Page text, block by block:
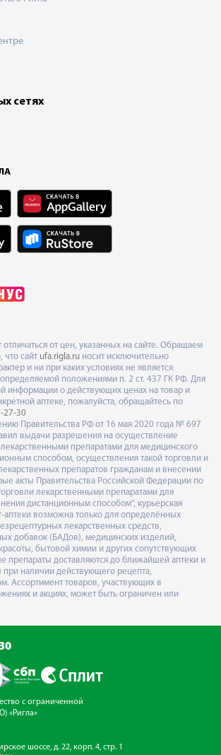
сетях
отличаться от цен, указанных на сайте. Обращаем
что сайт ufa.rigla.ru носит исключительно
и ни при каких условиях не является
положениями п. 2 ст. 437 ГК РФ. Для
информации о действующих ценах на товар и
аптеке, пожалуйста, обращайтесь по
27-30
Правительства РФ от 16 мая 2020 года № 697
выдачи разрешения на осуществление
препаратами для медицинского
способом, осуществления такой торговли и
препаратов гражданам и внесении
акты Правительства Российской Федерации по
лекарственными препаратами для
дистанционным способом", курьерская
аптеки возможна только для определённых
лекарственных средств,
добавок (БАДов), медицинских изделий,
бытовой химии и других сопутствующих
препараты доставляются до ближайшей аптеки и
при наличии действующего рецепта,
Ассортимент товаров, участвующих в
и акциях, может быть ограничен или
с ограниченной
«Ригла»
шоссе, д. 22, корп. 4, стр. 1